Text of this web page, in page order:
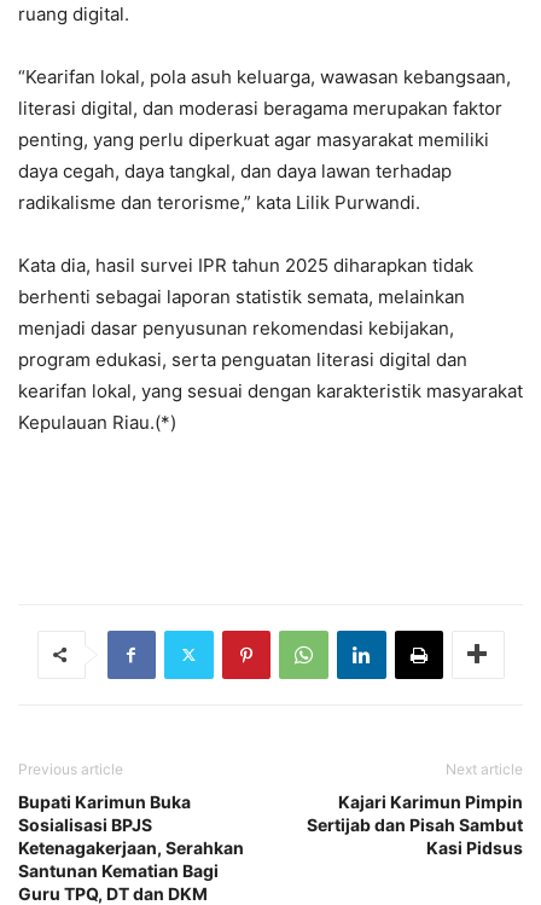
ruang digital.
“Kearifan lokal, pola asuh keluarga, wawasan kebangsaan,
literasi digital, dan moderasi beragama merupakan faktor
penting, yang perlu diperkuat agar masyarakat memiliki
daya cegah, daya tangkal, dan daya lawan terhadap
radikalisme dan terorisme,” kata Lilik Purwandi.
Kata dia, hasil survei IPR tahun 2025 diharapkan tidak
berhenti sebagai laporan statistik semata, melainkan
menjadi dasar penyusunan rekomendasi kebijakan,
program edukasi, serta penguatan literasi digital dan
kearifan lokal, yang sesuai dengan karakteristik masyarakat
Kepulauan Riau.(*)
Previous article
Bupati Karimun Buka
Sosialisasi BPJS
Ketenagakerjaan, Serahkan
Santunan Kematian Bagi
Guru TPQ, DT dan DKM
Next article
Kajari Karimun Pimpin
Sertijab dan Pisah Sambut
Kasi Pidsus